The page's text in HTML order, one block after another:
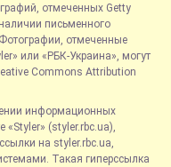
отмеченных Getty
письменного
отмеченные
или «РБК-Украина», могут
Commons Attribution
информационных
«Styler» (styler.rbc.ua),
на styler.rbc.ua,
Такая гиперссылка